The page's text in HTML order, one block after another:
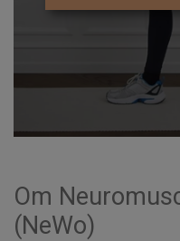
Om
(NeWo)